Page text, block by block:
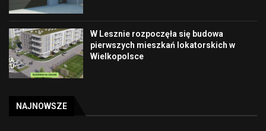
W Lesznie rozpoczęła się budowa
pierwszych mieszkań lokatorskich w
Wielkopolsce
NAJNOWSZE